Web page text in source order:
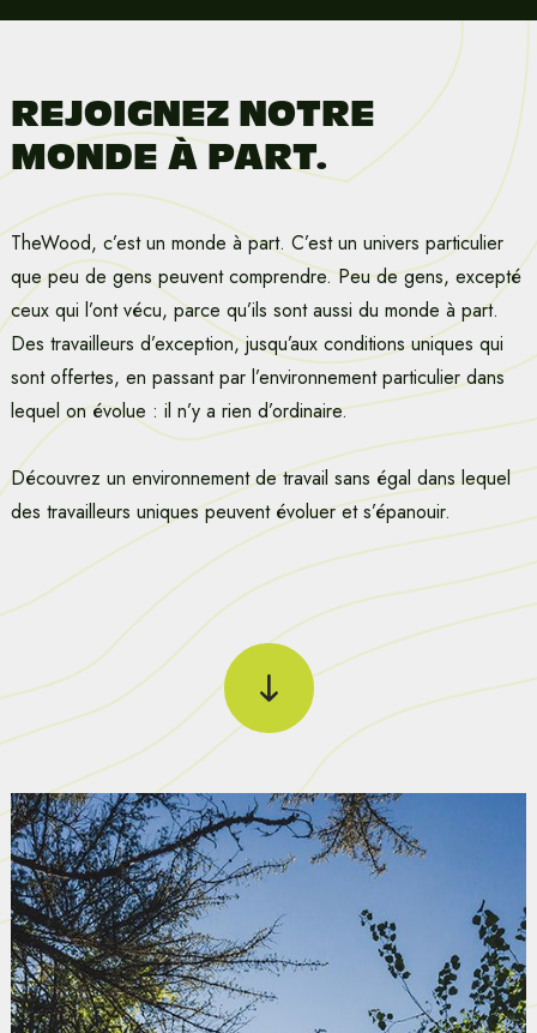
REJOIGNEZ NOTRE
MONDE À PART.
TheWood, c’est un monde à part. C’est un univers particulier
que peu de gens peuvent comprendre. Peu de gens, excepté
ceux qui l’ont vécu, parce qu’ils sont aussi du monde à part.
Des travailleurs d’exception, jusqu’aux conditions uniques qui
sont offertes, en passant par l’environnement particulier dans
lequel on évolue : il n’y a rien d’ordinaire.
Découvrez un environnement de travail sans égal dans lequel
des travailleurs uniques peuvent évoluer et s’épanouir.